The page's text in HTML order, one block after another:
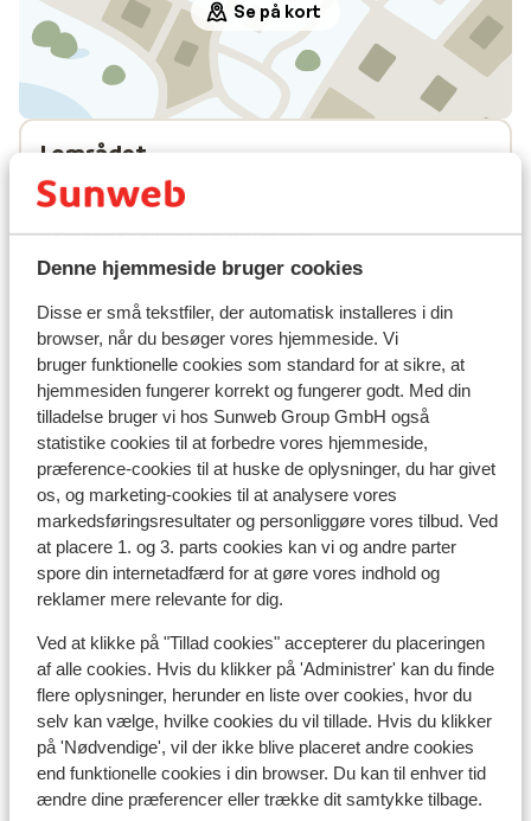
Denne hjemmeside bruger cookies
Disse er små tekstfiler, der automatisk installeres i din
browser, når du besøger vores hjemmeside. Vi
bruger funktionelle cookies som standard for at sikre, at
hjemmesiden fungerer korrekt og fungerer godt. Med din
tilladelse bruger vi hos Sunweb Group GmbH også
statistike cookies til at forbedre vores hjemmeside,
præference-cookies til at huske de oplysninger, du har givet
os, og marketing-cookies til at analysere vores
markedsføringsresultater og personliggøre vores tilbud. Ved
at placere 1. og 3. parts cookies kan vi og andre parter
spore din internetadfærd for at gøre vores indhold og
reklamer mere relevante for dig.
Ved at klikke på "Tillad cookies" accepterer du placeringen
af alle cookies. Hvis du klikker på 'Administrer' kan du finde
flere oplysninger, herunder en liste over cookies, hvor du
selv kan vælge, hvilke cookies du vil tillade. Hvis du klikker
på 'Nødvendige', vil der ikke blive placeret andre cookies
end funktionelle cookies i din browser. Du kan til enhver tid
ændre dine præferencer eller trække dit samtykke tilbage.
Se på kort
I området
I centrum
Afstand til skipiste ca. 100 meter
Afstand til skilift ca. 100 meter
Liftkort/skileje/undervisning
Liftkort
Undervisning
Skileje
Andre overnatningssteder i Tignes -
Val d'Isère
Hotel Voulezvous
Chalet Skadi - ekstra lejligheder
Residence Le Taos